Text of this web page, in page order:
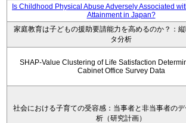
Is Childhood Physical Abuse Adversely Associated
Attainment in Japan?
家庭教育は子どもの援助要請能力を高めるのか？：
タ分析
SHAP-Value Clustering of Life Satisfaction
Cabinet Office Survey Data
社会における子育ての受容感：当事者と非当事者の
析（研究計画）